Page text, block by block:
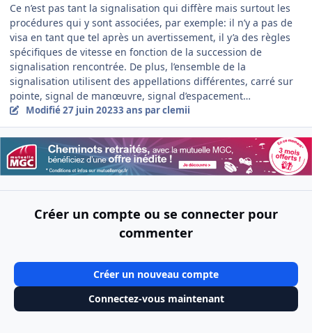
Ce n’est pas tant la signalisation qui diffère mais surtout les
procédures qui y sont associées, par exemple: il n’y a pas de
visa en tant que tel après un avertissement, il y’a des règles
spécifiques de vitesse en fonction de la succession de
signalisation rencontrée. De plus, l’ensemble de la
signalisation utilisent des appellations différentes, carré sur
pointe, signal de manœuvre, signal d’espacement…
Modifié27 juin 20233 ans par clemii
Créer un compte ou se connecter pour
commenter
Créer un nouveau compte
Connectez-vous maintenant